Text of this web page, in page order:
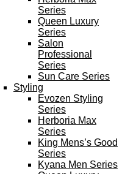
Series
Queen Luxury
Series
Salon
Professional
Series
Sun Care Series
Styling
Evozen Styling
Series
Herboria Max
Series
King Mens’s Good
Series
Kyana Men Series